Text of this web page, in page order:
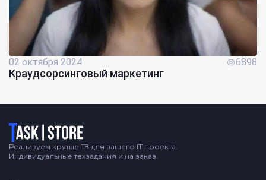
02 октября 2024 6898
Краудсорсинговый маркетинг
Логотип
Реализуем крутые ТЗ для вашего IT проекта.
Индивидуальные техзадания и на заказ.